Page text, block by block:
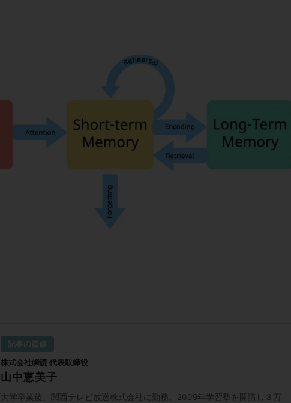
記事の監修
株式会社瞬読 代表取締役
山中恵美子
大学卒業後、関西テレビ放送株式会社に勤務。2009年学習塾を開講し３万